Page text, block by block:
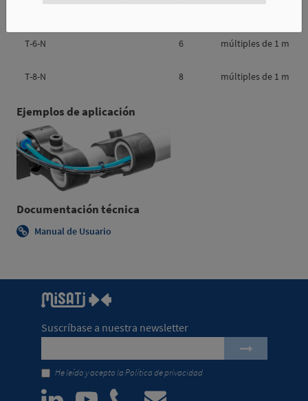
T-6-N 6 múltiples de 1 m
T-8-N 8 múltiples de 1 m
Ejemplos de aplicación
Documentación técnica
Manual de Usuario
Suscríbase a nuestra newsletter
He leído y acepto laPolítica de privacidad